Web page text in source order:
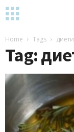
Home Tags диети
Tag: